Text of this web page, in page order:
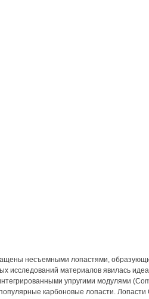
несъемными лопастями,
исследований материалов явилась
упругими модулями
карбоновые лопасти. Лопасти